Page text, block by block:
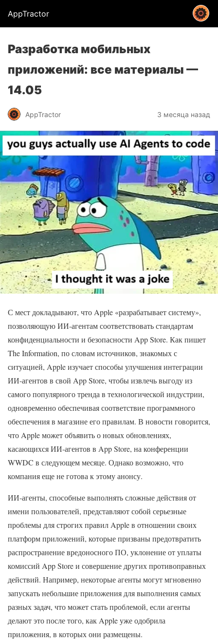
AppTractor
Разработка мобильных
приложений: все материалы —
14.05
AppTractor 3 месяца назад
С мест докладывают, что Apple «разрабатывает систему»,
позволяющую ИИ-агентам соответствовать стандартам
конфиденциальности и безопасности App Store. Как пишет
The Information, по словам источников, знакомых с
ситуацией, Apple изучает способы улучшения интеграции
ИИ-агентов в свой App Store, чтобы извлечь выгоду из
самого популярного тренда в технологической индустрии,
одновременно обеспечивая соответствие программного
обеспечения в магазине его правилам. В новости говорится,
что Apple может объявить о новых обновлениях,
касающихся ИИ-агентов в App Store, на конференции
WWDC в следующем месяце. Однако возможно, что
компания еще не готова к этому анонсу.
ИИ-агенты, способные выполнять сложные действия от
имени пользователей, представляют собой серьезные
проблемы для строгих правил Apple в отношении своих
платформ приложений, которые призваны предотвратить
распространение вредоносного ПО, уклонение от уплаты
комиссий App Store и совершение других противоправных
действий. Например, некоторые агенты могут мгновенно
запускать небольшие приложения для выполнения самых
разных задач, что может стать проблемой, если агенты
делают это после того, как Apple уже одобрила
приложения, в которых они размещены.